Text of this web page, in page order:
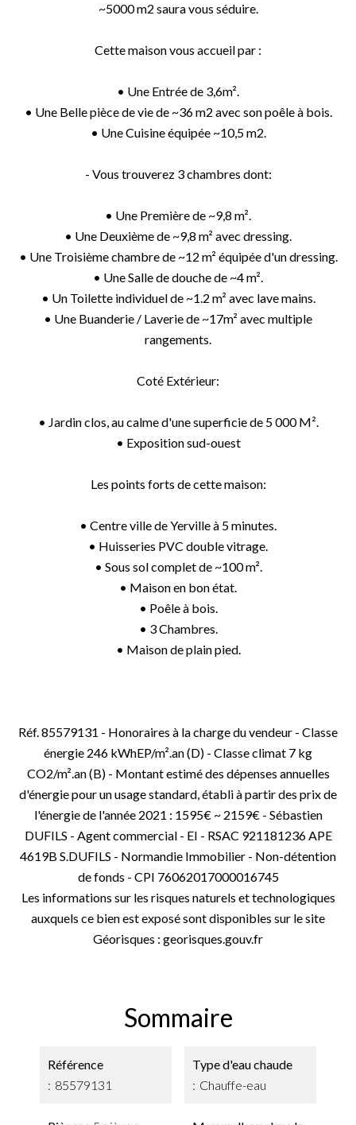
~5000 m2 saura vous séduire.
Cette maison vous accueil par :
• Une Entrée de 3,6m².
• Une Belle pièce de vie de ~36 m2 avec son poêle à bois.
• Une Cuisine équipée ~10,5 m2.
- Vous trouverez 3 chambres dont:
• Une Première de ~9,8 m².
• Une Deuxième de ~9,8 m² avec dressing.
• Une Troisième chambre de ~12 m² équipée d'un dressing.
• Une Salle de douche de ~4 m².
• Un Toilette individuel de ~1.2 m² avec lave mains.
• Une Buanderie / Laverie de ~17m² avec multiple
rangements.
Coté Extérieur:
• Jardin clos, au calme d'une superficie de 5 000 M².
• Exposition sud-ouest
Les points forts de cette maison:
• Centre ville de Yerville à 5 minutes.
• Huisseries PVC double vitrage.
• Sous sol complet de ~100 m².
• Maison en bon état.
• Poêle à bois.
• 3 Chambres.
• Maison de plain pied.
Réf. 85579131 - Honoraires à la charge du vendeur - Classe
énergie 246 kWhEP/m².an (D) - Classe climat 7 kg
CO2/m².an (B) - Montant estimé des dépenses annuelles
d'énergie pour un usage standard, établi à partir des prix de
l'énergie de l'année 2021 : 1595€ ~ 2159€ - Sébastien
DUFILS - Agent commercial - EI - RSAC 921181236 APE
4619B S.DUFILS - Normandie Immobilier - Non-détention
de fonds - CPI 76062017000016745
Les informations sur les risques naturels et technologiques
auxquels ce bien est exposé sont disponibles sur le site
Géorisques : georisques.gouv.fr
Sommaire
Référence
85579131
Type d'eau chaude
Chauffe-eau